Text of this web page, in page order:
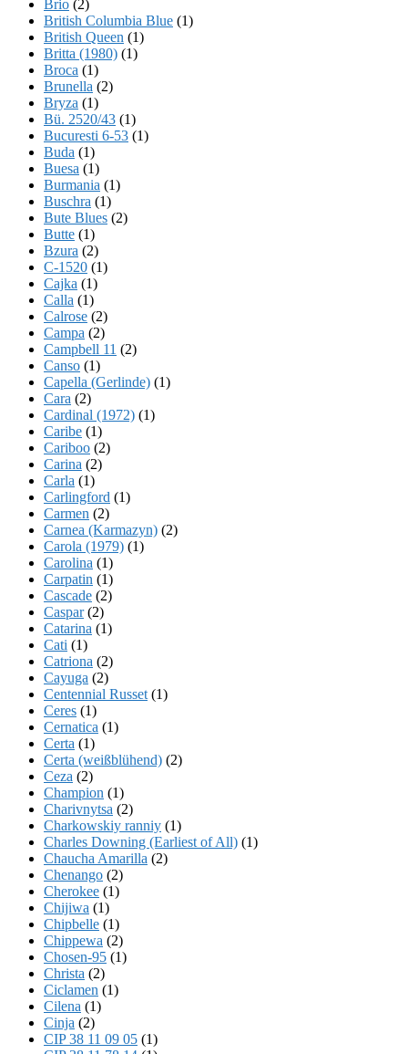
Brio (2)
British Columbia Blue (1)
British Queen (1)
Britta (1980) (1)
Broca (1)
Brunella (2)
Bryza (1)
Bü. 2520/43 (1)
Bucuresti 6-53 (1)
Buda (1)
Buesa (1)
Burmania (1)
Buschra (1)
Bute Blues (2)
Butte (1)
Bzura (2)
C-1520 (1)
Cajka (1)
Calla (1)
Calrose (2)
Campa (2)
Campbell 11 (2)
Canso (1)
Capella (Gerlinde) (1)
Cara (2)
Cardinal (1972) (1)
Caribe (1)
Cariboo (2)
Carina (2)
Carla (1)
Carlingford (1)
Carmen (2)
Carnea (Karmazyn) (2)
Carola (1979) (1)
Carolina (1)
Carpatin (1)
Cascade (2)
Caspar(2)
Catarina (1)
Cati (1)
Catriona (2)
Cayuga (2)
Centennial Russet (1)
Ceres (1)
Cernatica (1)
Certa (1)
Certa (weißblühend) (2)
Ceza (2)
Champion (1)
Charivnytsa (2)
Charkowskiy ranniy (1)
Charles Downing (Earliest of All) (1)
Chaucha Amarilla (2)
Chenango (2)
Cherokee (1)
Chijiwa (1)
Chipbelle (1)
Chippewa (2)
Chosen-95 (1)
Christa (2)
Ciclamen (1)
Cilena (1)
Cinja (2)
CIP 38 11 09 05 (1)